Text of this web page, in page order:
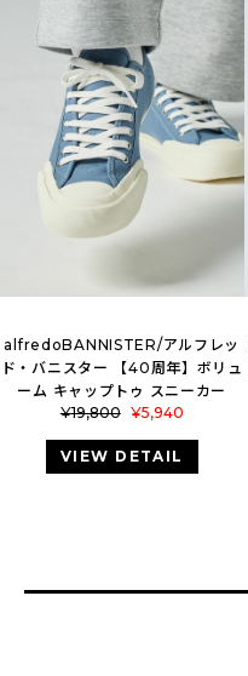
alfredoBANNISTER/アルフレッ
ド・バニスター 【40周年】ボリュ
ーム キャップトゥ スニーカー
¥19,800 ¥5,940
VIEW DETAIL